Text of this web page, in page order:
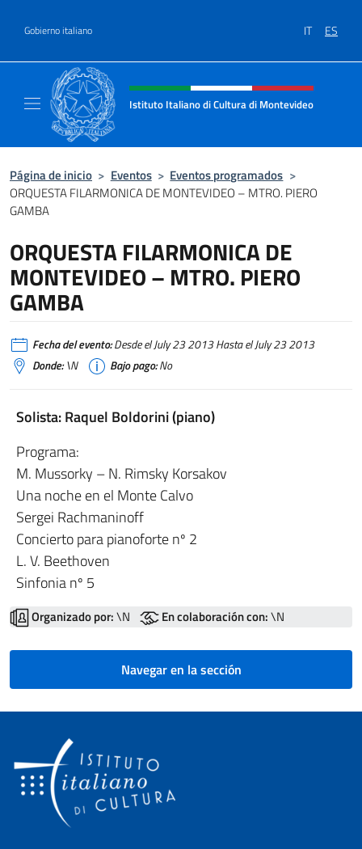
Gobierno italiano IT ES
Encabezado del sitio web,
Istituto Italiano di Cultura di Montevideo
Página de inicio > Eventos > Eventos programados >
ORQUESTA FILARMONICA DE MONTEVIDEO – MTRO. PIERO
GAMBA
ORQUESTA FILARMONICA DE
MONTEVIDEO – MTRO. PIERO
GAMBA
Fecha del evento:Desde el July 23 2013 Hasta el July 23 2013
Donde:\N Bajo pago:No
Solista: Raquel Boldorini (piano)
Programa:
M. Mussorky – N. Rimsky Korsakov
Una noche en el Monte Calvo
Sergei Rachmaninoff
Concierto para pianoforte nº 2
L. V. Beethoven
Sinfonia nº 5
Organizado por:\N En colaboración con:\N
Navegar en la sección